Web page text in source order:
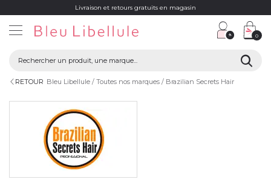
Livraison et retours gratuits en magasin
0
RETOUR Bleu Libellule Toutes nos marques Brazilian Secrets Hair